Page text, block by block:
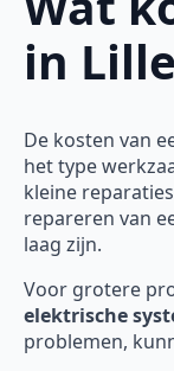
in
De kosten van
het type
kleine
repareren van
laag zijn.
Voor grotere
elektrische
problemen,